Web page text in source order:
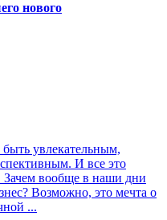
нового
увлекательным,
И все это
Зачем вообще в наши дни
Возможно, это мечта о
...